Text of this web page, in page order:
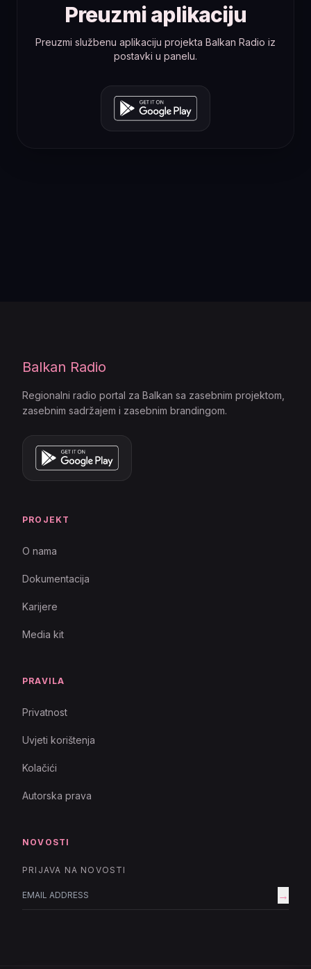
Preuzmi aplikaciju
Preuzmi službenu aplikaciju projekta Balkan Radio iz
postavki u panelu.
Balkan Radio
Regionalni radio portal za Balkan sa zasebnim projektom,
zasebnim sadržajem i zasebnim brandingom.
PROJEKT
O nama
Dokumentacija
Karijere
Media kit
PRAVILA
Privatnost
Uvjeti korištenja
Kolačići
Autorska prava
NOVOSTI
PRIJAVA NA NOVOSTI
→